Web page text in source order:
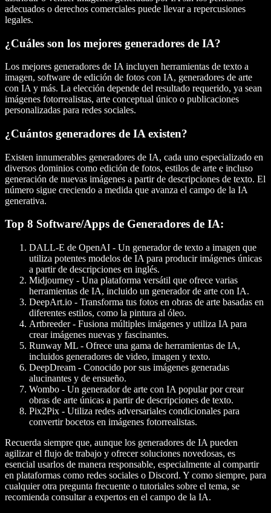
adecuados o derechos comerciales puede llevar a repercusiones
legales.
¿Cuáles son los mejores generadores de IA?
Los mejores generadores de IA incluyen herramientas de texto a
imagen, software de edición de fotos con IA, generadores de arte
con IA y más. La elección depende del resultado requerido, ya sean
imágenes fotorrealistas, arte conceptual único o publicaciones
personalizadas para redes sociales.
¿Cuántos generadores de IA existen?
Existen innumerables generadores de IA, cada uno especializado en
diversos dominios como edición de fotos, estilos de arte e incluso
generación de nuevas imágenes a partir de descripciones de texto. El
número sigue creciendo a medida que avanza el campo de la IA
generativa.
Top 8 Software/Apps de Generadores de IA:
DALL-E de OpenAI - Un generador de texto a imagen que
utiliza potentes modelos de IA para producir imágenes únicas
a partir de descripciones en inglés.
Midjourney - Una plataforma versátil que ofrece varias
herramientas de IA, incluido un generador de arte con IA.
DeepArt.io - Transforma tus fotos en obras de arte basadas en
diferentes estilos, como la pintura al óleo.
Artbreeder- Fusiona múltiples imágenes y utiliza IA para
crear imágenes nuevas y fascinantes.
Runway ML - Ofrece una gama de herramientas de IA,
incluidos generadores de video, imagen y texto.
DeepDream - Conocido por sus imágenes generadas
alucinantes y de ensueño.
Wombo - Un generador de arte con IA popular por crear
obras de arte únicas a partir de descripciones de texto.
Pix2Pix - Utiliza redes adversariales condicionales para
convertir bocetos en imágenes fotorrealistas.
Recuerda siempre que, aunque los generadores de IA pueden
agilizar el flujo de trabajo y ofrecer soluciones novedosas, es
esencial usarlos de manera responsable, especialmente al compartir
en plataformas como redes sociales o Discord. Y como siempre, para
cualquier otra pregunta frecuente o tutoriales sobre el tema, se
recomienda consultar a expertos en el campo de la IA.